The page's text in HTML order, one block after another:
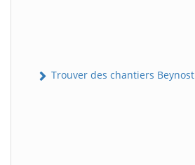
Trouver des chantiers Beynost